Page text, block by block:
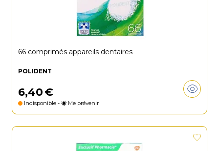
66 comprimés appareils dentaires
POLIDENT
6,40€
Indisponible - Me prévenir